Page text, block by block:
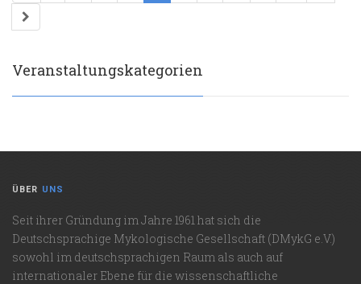
Veranstaltungskategorien
ÜBER UNS
Seit ihrer Gründung im Jahre 1961 hat sich die
Deutschsprachige Mykologische Gesellschaft (DMykG e.V.)
sowohl im deutschsprachigen Raum als auch auf
internationaler Ebene für die wissenschaftliche